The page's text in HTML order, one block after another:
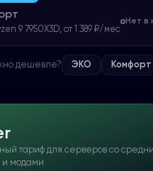
9 7950X3D, от 1 389 ₽/мес
Нет в
дешевле? ЭКО Комфорт
тариф для серверов со
модами